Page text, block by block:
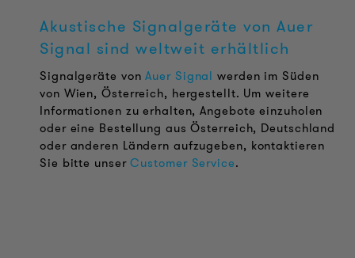
Akustische Signalgeräte von Auer
Signal sind weltweit erhältlich
Signalgeräte vonAuer Signal werden im Süden
von Wien, Österreich, hergestellt. Um weitere
Informationen zu erhalten, Angebote einzuholen
oder eine Bestellung aus Österreich, Deutschland
oder anderen Ländern aufzugeben, kontaktieren
Sie bitte unserCustomer Service.